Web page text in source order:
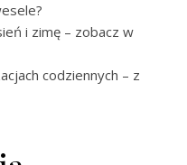
i zimę – zobacz w
codziennych – z